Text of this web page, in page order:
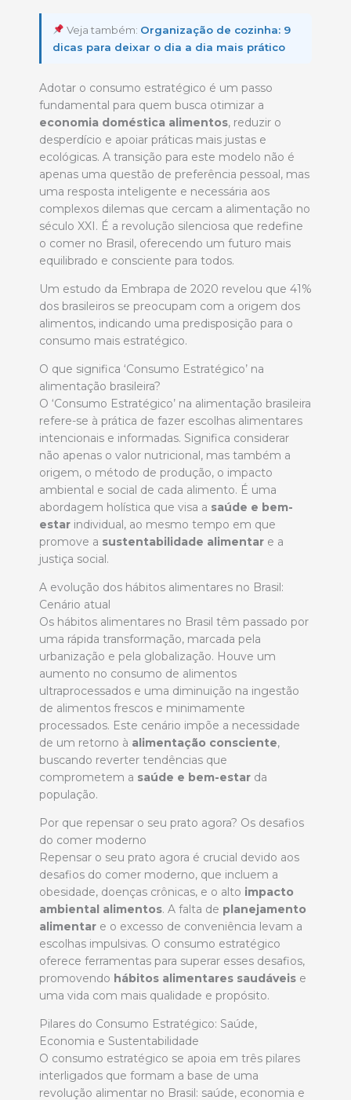
Veja também: Organização de cozinha: 9
dicas para deixar o dia a dia mais prático
Adotar o consumo estratégico é um passo
fundamental para quem busca otimizar a
economia doméstica alimentos, reduzir o
desperdício e apoiar práticas mais justas e
ecológicas. A transição para este modelo não é
apenas uma questão de preferência pessoal, mas
uma resposta inteligente e necessária aos
complexos dilemas que cercam a alimentação no
século XXI. É a revolução silenciosa que redefine
o comer no Brasil, oferecendo um futuro mais
equilibrado e consciente para todos.
Um estudo da Embrapa de 2020 revelou que 41%
dos brasileiros se preocupam com a origem dos
alimentos, indicando uma predisposição para o
consumo mais estratégico.
O que significa ‘Consumo Estratégico’ na
alimentação brasileira?
O ‘Consumo Estratégico’ na alimentação brasileira
refere-se à prática de fazer escolhas alimentares
intencionais e informadas. Significa considerar
não apenas o valor nutricional, mas também a
origem, o método de produção, o impacto
ambiental e social de cada alimento. É uma
abordagem holística que visa a saúde e bem-
estar individual, ao mesmo tempo em que
promove a sustentabilidade alimentar e a
justiça social.
A evolução dos hábitos alimentares no Brasil:
Cenário atual
Os hábitos alimentares no Brasil têm passado por
uma rápida transformação, marcada pela
urbanização e pela globalização. Houve um
aumento no consumo de alimentos
ultraprocessados e uma diminuição na ingestão
de alimentos frescos e minimamente
processados. Este cenário impõe a necessidade
de um retorno à alimentação consciente,
buscando reverter tendências que
comprometem a saúde e bem-estar da
população.
Por que repensar o seu prato agora? Os desafios
do comer moderno
Repensar o seu prato agora é crucial devido aos
desafios do comer moderno, que incluem a
obesidade, doenças crônicas, e o alto impacto
ambiental alimentos. A falta de planejamento
alimentar e o excesso de conveniência levam a
escolhas impulsivas. O consumo estratégico
oferece ferramentas para superar esses desafios,
promovendo hábitos alimentares saudáveis e
uma vida com mais qualidade e propósito.
Pilares do Consumo Estratégico: Saúde,
Economia e Sustentabilidade
O consumo estratégico se apoia em três pilares
interligados que formam a base de uma
revolução alimentar no Brasil: saúde, economia e